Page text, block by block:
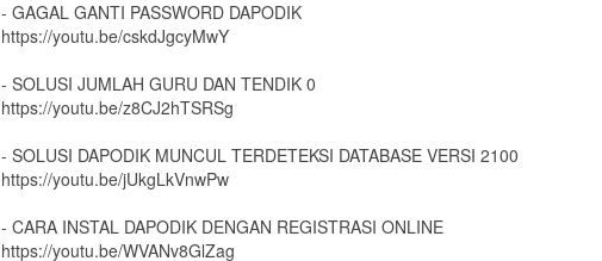
- GAGAL GANTI PASSWORD DAPODIK
https://youtu.be/cskdJgcyMwY
- SOLUSI JUMLAH GURU DAN TENDIK 0
https://youtu.be/z8CJ2hTSRSg
- SOLUSI DAPODIK MUNCUL TERDETEKSI DATABASE VERSI 2100
https://youtu.be/jUkgLkVnwPw
- CARA INSTAL DAPODIK DENGAN REGISTRASI ONLINE
https://youtu.be/WVANv8GlZag